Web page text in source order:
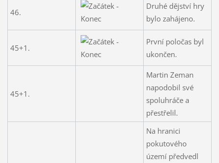
46.
Druhé dějství hry
bylo zahájeno.
45+1.
První poločas byl
ukončen.
45+1.
Martin Zeman
napodobil své
spoluhráče a
přestřelil.
Na hranici
pokutového
území předvedl